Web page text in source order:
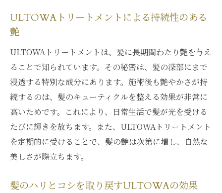
ULTOWAトリートメントによる持続性のある
艶
ULTOWAトリートメントは、髪に長期間わたり艶を与え
ることで知られています。その秘密は、髪の深部にまで
浸透する特別な成分にあります。施術後も艶やかさが持
続するのは、髪のキューティクルを整える効果が非常に
高いためです。これにより、日常生活で髪が光を受ける
たびに輝きを放ちます。また、ULTOWAトリートメント
を定期的に受けることで、髪の艶は次第に増し、自然な
美しさが際立ちます。
髪のハリとコシを取り戻すULTOWAの効果